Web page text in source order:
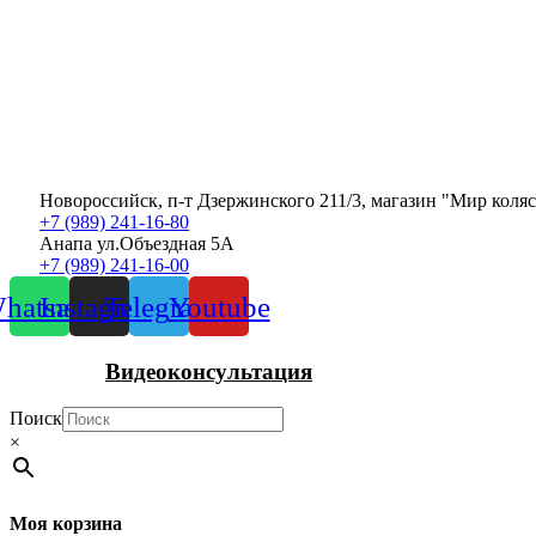
Новороссийск, п-т Дзержинского 211/3, магазин "Мир
+7 (989) 241-16-80
Анапа ул.Объездная 5А
+7 (989) 241-16-00
InstagramTelegramYoutube
Видеоконсультация
Поиск
×
Моя корзина